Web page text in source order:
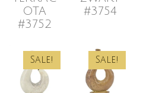
OTA
#3752
#3754
Sale! Sale!